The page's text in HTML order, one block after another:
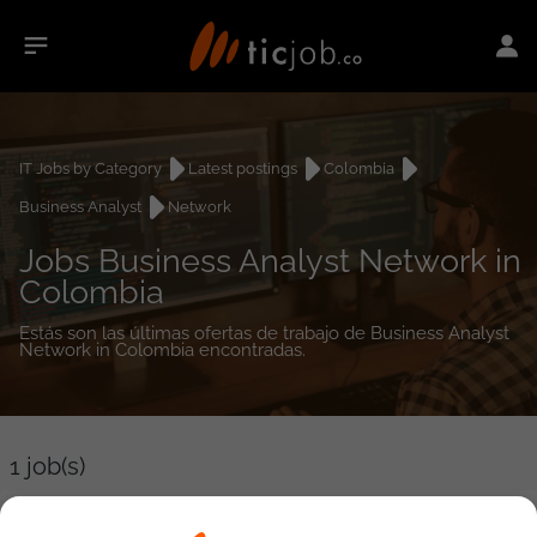
IT Jobs by Category Latest postings
Colombia
Business Analyst
Network
Jobs Business Analyst Network in
Colombia
Estás son las últimas ofertas de trabajo de Business Analyst
Network in Colombia encontradas.
1 job(s)